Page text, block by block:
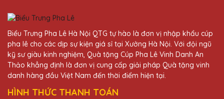
Biểu Trưng Pha Lê Hà Nội QTG tự hào là đơn vị nhập khẩu cúp
pha lê cho các dịp sự kiện giá sỉ tại Xưởng Hà Nội. Với đội ngũ
kỹ sư giàu kinh nghiệm, Quà tặng Cúp Pha Lê Vinh Danh An
Thảo khẳng định là đơn vị cung cấp giải pháp Quà tặng vinh
danh hàng đầu Việt Nam đến thời điểm hiện tại.
HÌNH THỨC THANH TOÁN